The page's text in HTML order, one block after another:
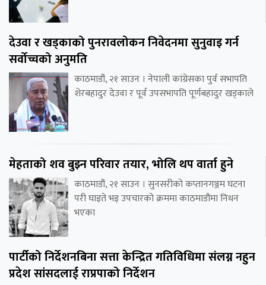
देउवा र खड्काको पुनरावलोकन निवेदनमा सुनुवाइ गर्न
सर्वोच्चको अनुमति
काठमाडौं, २१ साउन । नेपाली कांग्रेसका पुर्व सभापति
शेरबहादुर देउवा र पूर्व उपसभापति पूर्णबहादुर खड्काले
मेहताको शव बुझ्न परिवार तयार, भोलि थप वार्ता हुने
काठमाडौं, २१ साउन । सुनसरीको कप्तानगञ्जम घटना
परी घाइते भइ उपचारको क्रममा काठमाडौंमा निधन
भएका
पार्टीको निर्देशनबिना सत्ता केन्द्रित गतिविधिमा संलग्न नहुन
प्रदेश सांसदलाई राप्रपाको निर्देशन